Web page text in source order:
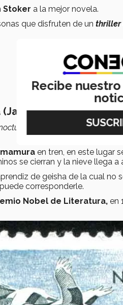
Stoker a la mejor novela.
que disfruten de un thriller
(Japón)
así inicia la primera
en tren, en este lugar
se cierran y la nieve llega
de geisha de la cual no
corresponderle.
Nobel de Literatura, en
Recibe